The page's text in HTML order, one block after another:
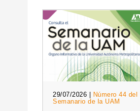
29/07/2026 |
Número 44 del
Semanario de la UAM